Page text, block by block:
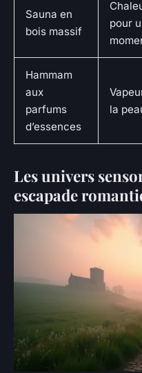
Sauna en
bois massif
pour
Hammam
aux
parfums
d’essences
la
Les univers
escapade